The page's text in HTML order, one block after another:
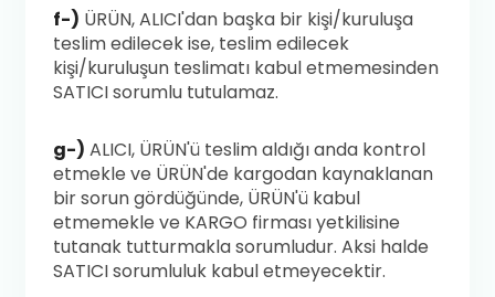
f-) ÜRÜN, ALICI'dan başka bir kişi/kuruluşa
teslim edilecek ise, teslim edilecek
kişi/kuruluşun teslimatı kabul etmemesinden
SATICI sorumlu tutulamaz.
g-) ALICI, ÜRÜN'ü teslim aldığı anda kontrol
etmekle ve ÜRÜN'de kargodan kaynaklanan
bir sorun gördüğünde, ÜRÜN'ü kabul
etmemekle ve KARGO firması yetkilisine
tutanak tutturmakla sorumludur. Aksi halde
SATICI sorumluluk kabul etmeyecektir.